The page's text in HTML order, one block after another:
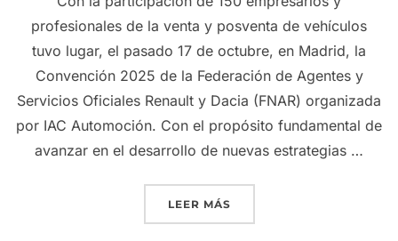
profesionales de la venta y posventa de vehículos
tuvo lugar, el pasado 17 de octubre, en Madrid, la
Convención 2025 de la Federación de Agentes y
Servicios Oficiales Renault y Dacia (FNAR) organizada
por IAC Automoción. Con el propósito fundamental de
avanzar en el desarrollo de nuevas estrategias …
LEER MÁS«LA FEDERACIÓN DE